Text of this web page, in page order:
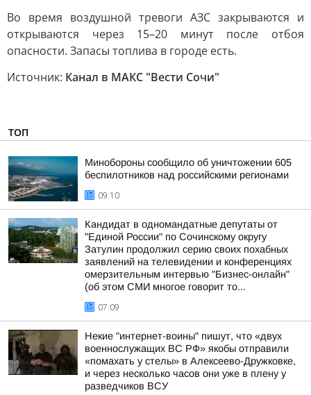
Во время воздушной тревоги АЗС закрываются и
открываются через 15–20 минут после отбоя
опасности. Запасы топлива в городе есть.
Источник: Канал в МАКС "Вести Сочи"
ТОП
Минобороны сообщило об уничтожении 605
беспилотников над российскими регионами
09:10
Кандидат в одномандатные депутаты от
"Единой России" по Сочинскому округу
Затулин продолжил серию своих похабных
заявлений на телевидении и конференциях
омерзительным интервью "Бизнес-онлайн"
(об этом СМИ многое говорит то...
07:09
Некие "интернет-воины" пишут, что «двух
военнослужащих ВС РФ» якобы отправили
«помахать у стелы» в Алексеево-Дружковке,
и через несколько часов они уже в плену у
разведчиков ВСУ